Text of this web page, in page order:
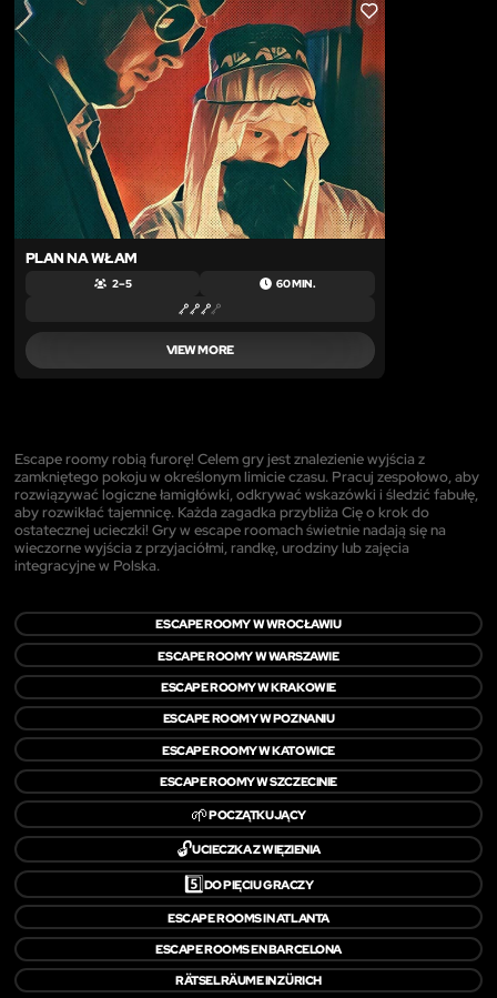
LIKE
PLAN NA WŁAM
2 – 5 60 MIN.
VIEW MORE
Escape roomy robią furorę! Celem gry jest znalezienie wyjścia z
zamkniętego pokoju w określonym limicie czasu. Pracuj zespołowo, aby
rozwiązywać logiczne łamigłówki, odkrywać wskazówki i śledzić fabułę,
aby rozwikłać tajemnicę. Każda zagadka przybliża Cię o krok do
ostatecznej ucieczki! Gry w escape roomach świetnie nadają się na
wieczorne wyjścia z przyjaciółmi, randkę, urodziny lub zajęcia
integracyjne w Polska.
ESCAPE ROOMY W WROCŁAWIU
ESCAPE ROOMY W WARSZAWIE
ESCAPE ROOMY W KRAKOWIE
ESCAPE ROOMY W POZNANIU
ESCAPE ROOMY W KATOWICE
ESCAPE ROOMY W SZCZECINIE
🌱POCZĄTKUJĄCY
🔓UCIECZKA Z WIĘZIENIA
5️⃣DO PIĘCIU GRACZY
ESCAPE ROOMS IN ATLANTA
ESCAPE ROOMS EN BARCELONA
RÄTSELRÄUME IN ZÜRICH